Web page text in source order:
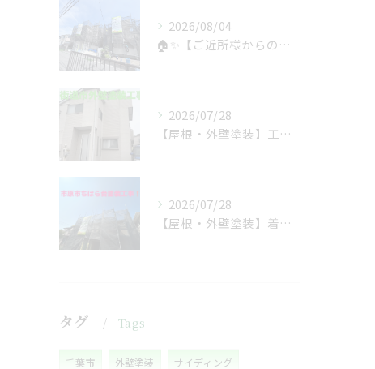
2026/08/04
🏠✨【ご近所様からのご紹介で、工事スタート！】✨🏠
2026/07/28
【屋根・外壁塗装】工事着工しました❗️
2026/07/28
【屋根・外壁塗装】着工しました❗️
タグ Tags
千葉市 外壁塗装 サイディング